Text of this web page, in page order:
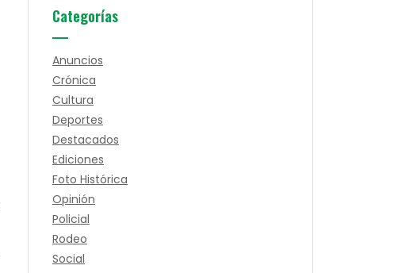
Categorías
Anuncios
Crónica
Cultura
Deportes
Destacados
Ediciones
Foto Histórica
Opinión
Policial
Rodeo
Social